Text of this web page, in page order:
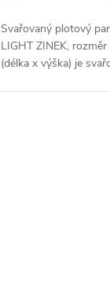
Svařovaný plotový
LIGHT ZINEK,
(délka x výška) je